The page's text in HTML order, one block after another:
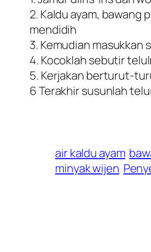
2. Kaldu ayam,
mendidih
3. Kemudian masukkan
4. Kocoklah sebutir
5. Kerjakan berturut-
6 Terakhir susunlah
air kaldu ayam
minyak wijen